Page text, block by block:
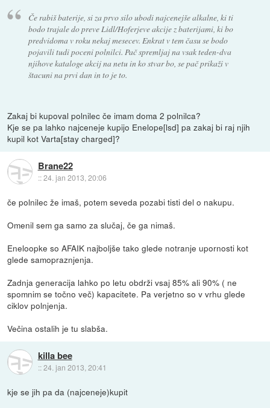
Če rabiš baterije, si za prvo silo ubodi najcenejše alkalne, ki ti
bodo trajale do preve Lidl/Hoferjeve akcije z baterijami, ki bo
predvidoma v roku nekaj mesecev. Enkrat v tem času se bodo
pojavili tudi poceni polnilci. Pač spremljaj na vsak teden-dva
njihove kataloge akcij na netu in ko stvar bo, se pač prikaži v
štacuni na prvi dan in to je to.
Zakaj bi kupoval polnilec če imam doma 2 polnilca?
Kje se pa lahko najceneje kupijo Enelope[lsd] pa zakaj bi raj njih
kupil kot Varta[stay charged]?
Brane22
::24. jan 2013, 20:06
če polnilec že imaš, potem seveda pozabi tisti del o nakupu.
Omenil sem ga samo za slučaj, če ga nimaš.
Eneloopke so AFAIK najboljše tako glede notranje upornosti kot
glede samopraznjenja.
Zadnja generacija lahko po letu obdrži vsaj 85% ali 90% ( ne
spomnim se točno več) kapacitete. Pa verjetno so v vrhu glede
ciklov polnjenja.
Večina ostalih je tu slabša.
killa bee
::24. jan 2013, 20:41
kje se jih pa da (najceneje)kupit